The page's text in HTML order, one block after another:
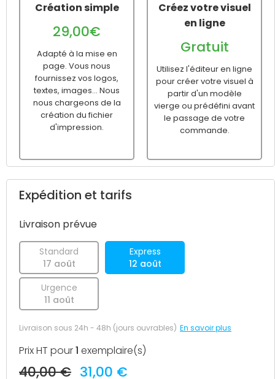
Création simple
29,00€
Adapté à la mise en
page. Vous nous
fournissez vos logos,
textes, images... Nous
nous chargeons de la
création du fichier
d'impression.
Créez votre visuel
en ligne
Gratuit
Utilisez l'éditeur en ligne
pour créer votre visuel à
partir d'un modèle
vierge ou prédéfini avant
le passage de votre
commande.
Expédition et tarifs
Livraison prévue
Standard
17 août
Express
12 août
Urgence
11 août
Livraison sous 24h - 48h (jours ouvrables) En savoir plus
Prix HT pour1 exemplaire(s)
40,00 € 31,00 €